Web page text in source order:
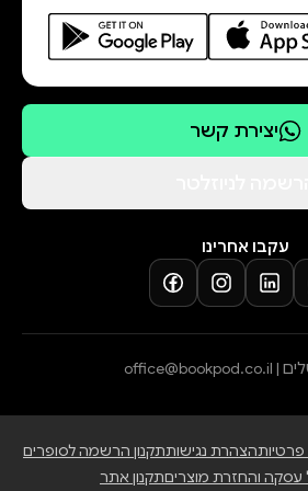
יצירת קשר
עקבו אחרינו
office@bookpod.co.il
פרטיותהצהרת נגישותתקנון הרשמה לסופרים
עסקה והחזרת מוצריםתקנון אתר